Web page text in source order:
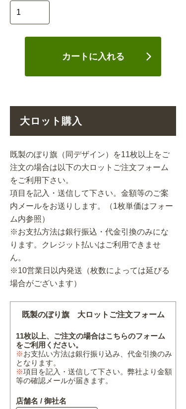
カートに入れる
大ロット購入
既製のぼり旗（同デザイン）を11枚以上をご
注文の場合は以下の大ロットご注文フォーム
をご利用下さい。
項目を記入・送信して下さい。金額等のご案
内メールをお送りします。（1枚単価はフォー
ム内参照）
※お支払方法は銀行振込・代金引換のみにな
ります。クレジット払いはご利用できませ
ん。
※10営業日以内発送（枚数によっては延びる
場合がございます）